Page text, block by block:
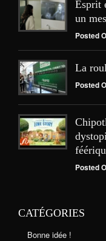
Esprit
un
Posted
La
Posted
Posted
CATÉGORIES
Bonne idée !